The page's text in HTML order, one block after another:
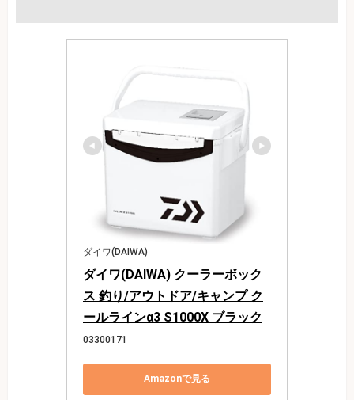
ダイワ(DAIWA)
ダイワ(DAIWA) クーラーボック
ス 釣り/アウトドア/キャンプ ク
ールラインα3 S1000X ブラック
03300171
Amazonで見る